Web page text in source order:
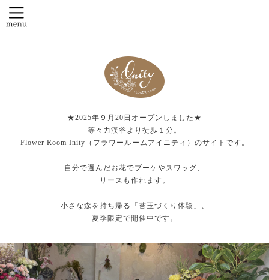
★2025年９月20日オープンしました★
等々力渓谷より徒歩１分。
Flower Room Inity（フラワールームアイニティ）のサイトです。
自分で選んだお花でブーケやスワッグ、
リースも作れます。
小さな森を持ち帰る「苔玉づくり体験」、
夏季限定で開催中です。